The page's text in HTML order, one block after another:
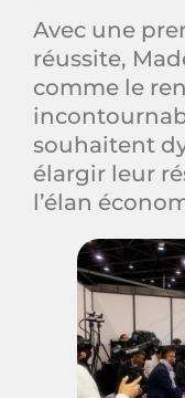
Avec une
réussite,
comme le
souhaitent
élargir leur
l’élan